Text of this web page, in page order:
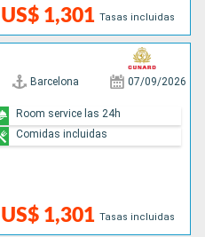
US$ 1,301 Tasas incluidas
Barcelona 07/09/2026
US$ 1,301 Tasas incluidas
Room service las 24h
Comidas incluidas